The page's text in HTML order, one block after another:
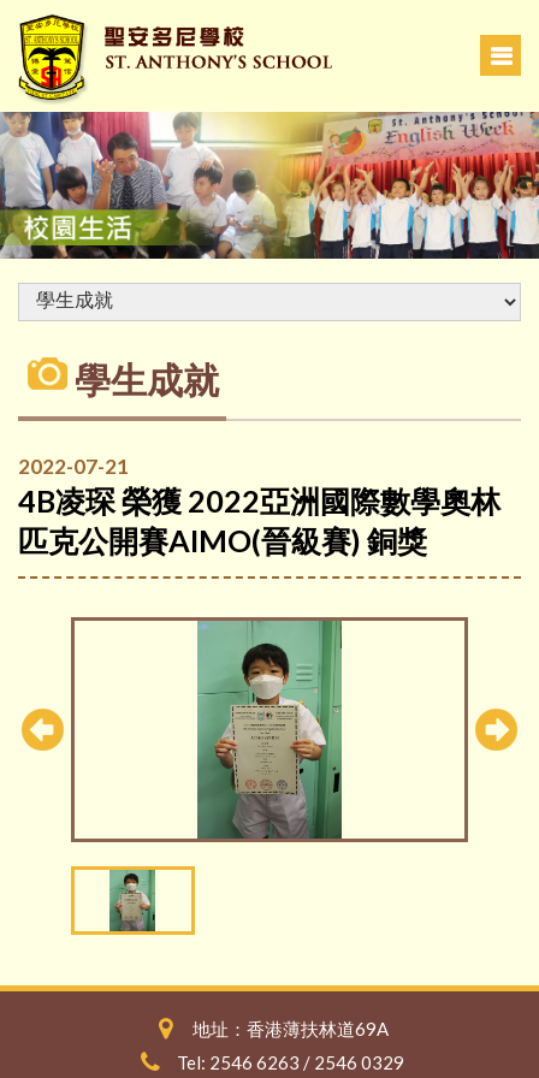
學生成就
2022-07-21
4B凌琛 榮獲 2022亞洲國際數學奧林
匹克公開賽AIMO(晉級賽) 銅獎
地址：香港薄扶林道69A
Tel: 2546 6263 / 2546 0329